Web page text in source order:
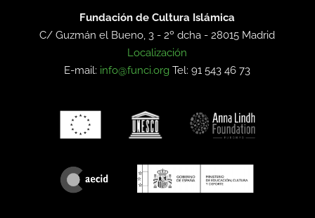
Fundación de Cultura Islámica
C/ Guzmán el Bueno, 3 - 2º dcha -28015 Madrid
Localización
E-mail: info@funci.org Tel: 91 543 46 73